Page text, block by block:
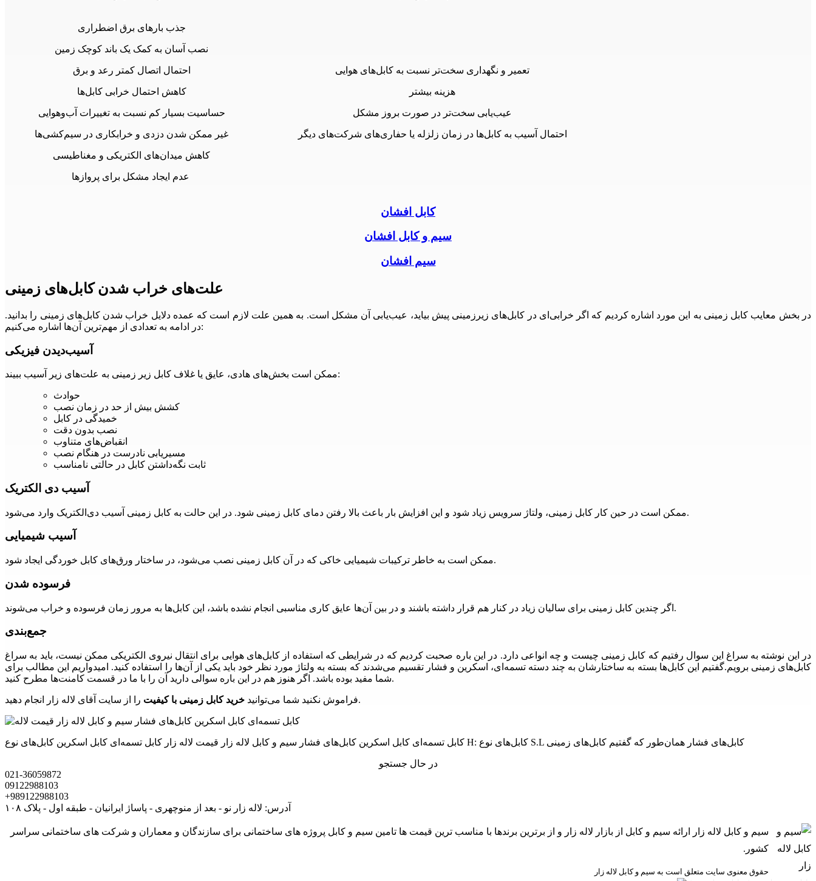
جذب بارهای برق اضطراری
نصب آسان به کمک یک باند کوچک زمین
احتمال اتصال کمتر رعد و برق
کاهش احتمال خرابی کابل‌ها
حساسیت بسیار کم نسبت به تغییرات آب‌و‌هوایی
غیر ممکن شدن دزدی و خرابکاری در سیم‌کشی‌ها
کاهش میدان‌های الکتریکی و مغناطیسی
تعمیر و نگهداری سخت‌تر نسبت به کابل‌های هوایی
هزینه بیشتر
عیب‌یابی سخت‌تر در صورت بروز مشکل
احتمال آسیب به کابل‌ها در زمان زلزله یا حفاری‌های شرکت‌های دیگر
کابل افشان
سیم و کابل افشان
سیم افشان
علت‌های خراب شدن کابل‌های زمینی
در بخش معایب کابل‌ زمینی به این مورد اشاره کردیم که اگر خرابی‌ای در کابل‌های زیرزمینی پیش بیاید، عیب‌یابی آن مشکل است. به همین علت لازم است که عمده دلایل خراب شدن کابل‌های زمینی را بدانید.
در ادامه به تعدادی از مهم‌ترین آن‌ها اشاره می‌کنیم:
آسیب‌دیدن فیزیکی
ممکن است بخش‌های هادی، عایق یا غلاف کابل زیر زمینی به علت‌های زیر آسیب ببیند:
حوادث
کشش بیش از حد در زمان نصب
خمیدگی در کابل
نصب بدون دقت
انقباض‌های متناوب
مسیریابی نادرست در هنگام نصب
ثابت نگه‌داشتن کابل در حالتی نامناسب
آسیب دی الکتریک
ممکن است در حین کار کابل زمینی، ولتاژ سرویس زیاد شود و این افزایش بار باعث بالا رفتن دمای کابل زمینی شود. در این حالت به کابل زمینی آسیب دی‌الکتریک وارد می‌شود.
آسیب شیمیایی
ممکن است به خاطر ترکیبات شیمیایی خاکی که در آن کابل زمینی نصب می‌شود، در ساختار ورق‌های کابل خوردگی ایجاد شود.
فرسوده شدن
اگر چندین کابل زمینی برای سالیان زیاد در کنار هم قرار داشته باشند و در بین آن‌ها عایق کاری مناسبی انجام نشده باشد، این کابل‌ها به مرور زمان فرسوده و خراب می‌شوند.
جمع‌بندی
در این نوشته به سراغ این سوال رفتیم که کابل زمینی چیست و چه انواعی دارد. در این باره صحبت کردیم که در شرایطی که استفاده از کابل‌های هوایی برای انتقال نیروی الکتریکی ممکن نیست، باید به سراغ
کابل‌های زمینی برویم.گفتیم این کابل‌ها بسته به ساختارشان به چند دسته تسمه‌ای،‌ اسکرین و فشار تقسیم می‌شدند که بسته به ولتاژ مورد نظر خود باید یکی از آن‌ها را استفاده کنید. امیدواریم این مطالب برای
شما مفید بوده باشد. اگر هنوز هم در این باره سوالی دارید آن را با ما در قسمت‌ کامنت‌ها مطرح کنید.
فراموش نکنید شما می‌توانید خرید کابل زمینی با کیفیت را از سایت آقای لاله زار انجام دهید.
کابل‌ تسمه‌ای کابل اسکرین کابل‌های فشار سیم و کابل لاله زار قیمت لاله زار کابل‌ تسمه‌ای کابل اسکرین کابل‌های نوع H: کابل‌های نوع S.L کابل‌های فشار همان‌طور که گفتیم کابل‌های زمینی
در حال جستجو
021-36059872
09122988103
+989122988103
آدرس: لاله زار نو - بعد از منوچهری - پاساژ ایرانیان - طبقه اول - پلاک ۱۰۸
سیم و کابل لاله زار ارائه سیم و کابل از بازار لاله زار و از برترین برندها با مناسب ترین قیمت ها تامین سیم و کابل پروژه های ساختمانی برای سازندگان و معماران و شرکت های ساختمانی سراسر
کشور.
حقوق معنوی سایت متعلق است به سیم و کابل لاله زار